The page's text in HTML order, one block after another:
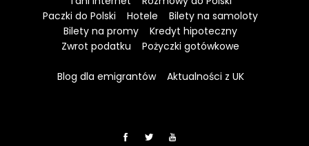
Paczki do Polski
Hotele
Bilety na samoloty
Bilety na promy
Kredyt hipoteczny
Zwrot podatku
Pożyczki gotówkowe
Blog dla emigrantów Aktualności z UK